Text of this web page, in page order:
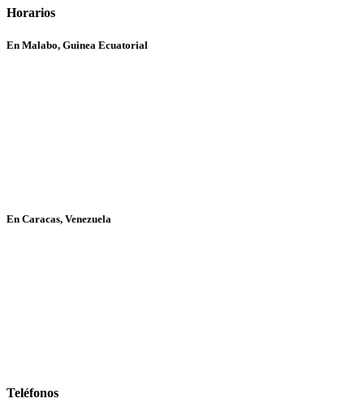
Horarios
En Malabo, Guinea Ecuatorial
En Caracas, Venezuela
Teléfonos